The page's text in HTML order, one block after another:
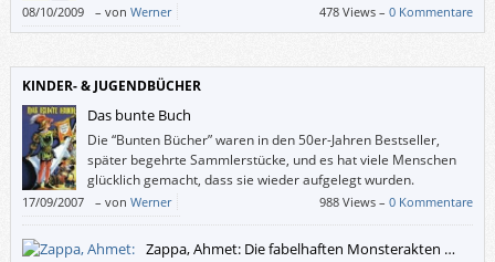
08/10/2009 – von Werner 478 Views –0 Kommentare
KINDER- & JUGENDBÜCHER
Das bunte Buch
Die “Bunten Bücher” waren in den 50er-Jahren Bestseller,
später begehrte Sammlerstücke, und es hat viele Menschen
glücklich gemacht, dass sie wieder aufgelegt wurden.
17/09/2007 – von Werner 988 Views –0 Kommentare
Zappa, Ahmet: Die fabelhaften Monsterakten …